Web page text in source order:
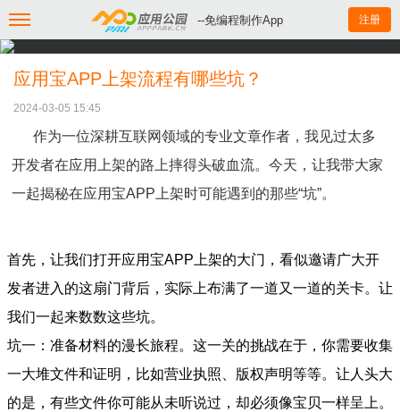
--免编程制作App 注册
应用宝APP上架流程有哪些坑？
2024-03-05 15:45
作为一位深耕互联网领域的专业文章作者，我见过太多
开发者在应用上架的路上摔得头破血流。今天，让我带大家
一起揭秘在应用宝APP上架时可能遇到的那些“坑”。
首先，让我们打开应用宝APP上架的大门，看似邀请广大开
发者进入的这扇门背后，实际上布满了一道又一道的关卡。让
我们一起来数数这些坑。
坑一：准备材料的漫长旅程。这一关的挑战在于，你需要收集
一大堆文件和证明，比如营业执照、版权声明等等。让人头大
的是，有些文件你可能从未听说过，却必须像宝贝一样呈上。